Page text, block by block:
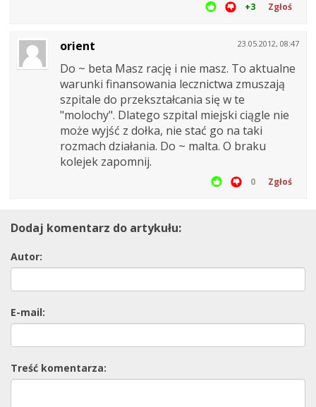
+3 Zgłoś
23.05.2012, 08:47
orient
Do ~ beta Masz rację i nie masz. To aktualne
warunki finansowania lecznictwa zmuszają
szpitale do przekształcania się w te
"molochy". Dlatego szpital miejski ciągle nie
może wyjść z dołka, nie stać go na taki
rozmach działania. Do ~ malta. O braku
kolejek zapomnij.
0 Zgłoś
Dodaj komentarz do artykułu:
Autor:
E-mail:
Treść komentarza: